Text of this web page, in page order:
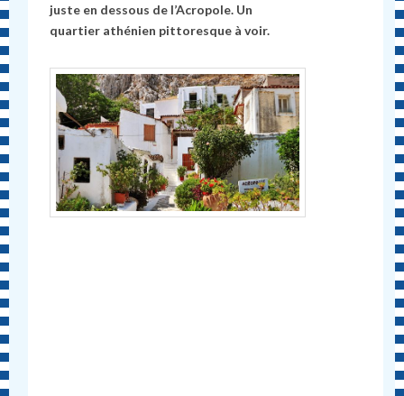
juste en dessous de l’Acropole. Un
quartier athénien pittoresque à voir.